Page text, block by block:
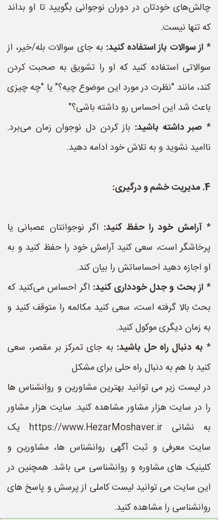
چالش‌های خودتان در دوران نوجوانی بگویید تا او بداند
که تنها نیست.
*از سوالات باز استفاده کنید: به جای سوالات بله/خیر، از
سوالاتی استفاده کنید که او را تشویق به صحبت کردن
کند، مانند "نظرت در مورد این موضوع چیه؟" یا "چه چیزی
باعث شد این احساس رو داشته باشی؟"
* صبر داشته باشید: باز کردن دل نوجوان زمان می‌برد.
ناامید نشوید و به تلاش خود ادامه دهید.
4. مدیریت خشم و درگیری:
*آرامش خود را حفظ کنید: اگر نوجوانتان عصبانی یا
پرخاشگر است، سعی کنید آرامش خود را حفظ کنید و به
او اجازه دهید احساساتش را بیان کند.
*از بحث و جدل خودداری کنید: اگر احساس می‌کنید که
بحث بالا گرفته است، سعی کنید مکالمه را متوقف کنید و
به زمان دیگری موکول کنید.
* به دنبال راه حل باشید: به جای تمرکز بر مقصر، سعی
کنید با هم به دنبال راه حلی برای مشکل
در لیست زیر می توانید بهترین مشاورین و روانشناس ها
را در سایت هزار مشاور مشاهده کنید. سایت هزار مشاور
به نشانی https://www.HezarMoshaver.ir یک
سایت معرفی و ثبت آگهی روانشناس ها، مشاورین و
کلینیک های مشاوره و روانشناسی می باشد. همچنین در
این سایت می توانید لیست کاملی از پرسش و پاسخ های
روانشناسی را مشاهده کنید.